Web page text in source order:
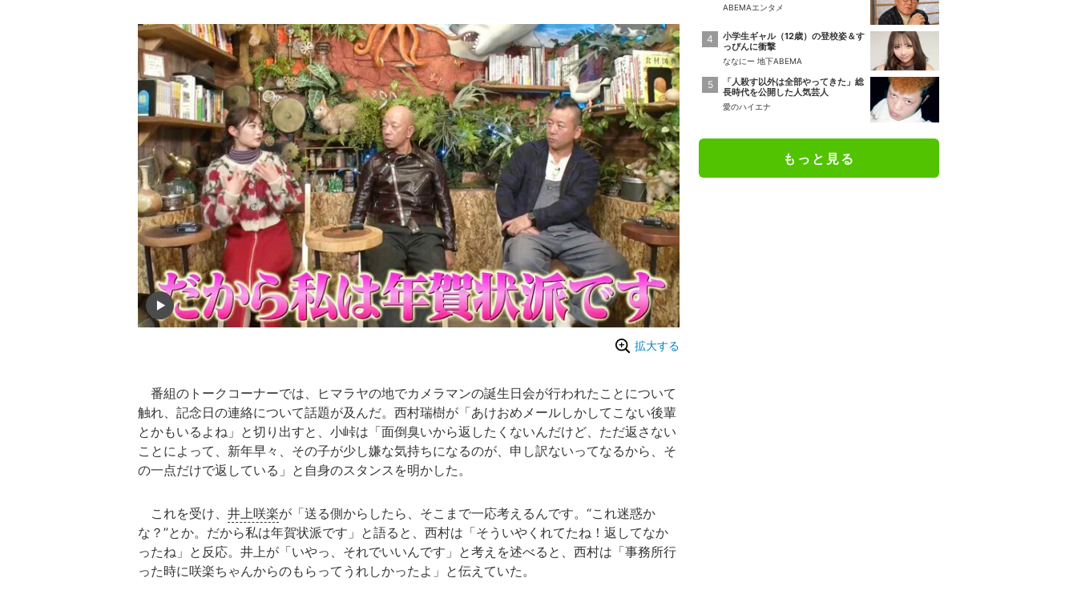
拡大する
番組のトークコーナーでは、ヒマラヤの地でカメラマンの誕生日会が行われたことについて
触れ、記念日の連絡について話題が及んだ。西村瑞樹が「あけおめメールしかしてこない後輩
とかもいるよね」と切り出すと、小峠は「面倒臭いから返したくないんだけど、ただ返さない
ことによって、新年早々、その子が少し嫌な気持ちになるのが、申し訳ないってなるから、そ
の一点だけで返している」と自身のスタンスを明かした。
これを受け、 井上咲楽が「送る側からしたら、そこまで一応考えるんです。“これ迷惑か
な？”とか。だから私は年賀状派です」と語ると、西村は「そういやくれてたね！返してなか
ったね」と反応。井上が「いやっ、それでいいんです」と考えを述べると、西村は「事務所行
った時に咲楽ちゃんからのもらってうれしかったよ」と伝えていた。
ABEMAエンタメ
小学生ギャル（12歳）の登校姿＆す
っぴんに衝撃
ななにー 地下ABEMA
「人殺す以外は全部やってきた」総
長時代を公開した人気芸人
愛のハイエナ
もっと見る